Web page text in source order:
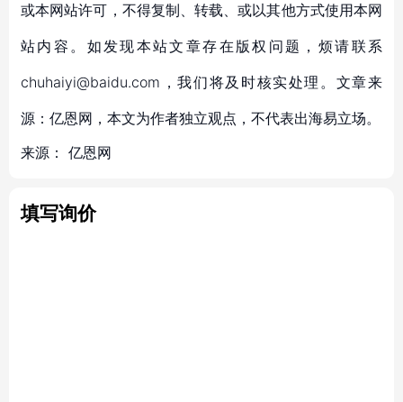
或本网站许可，不得复制、转载、或以其他方式使用本网
站内容。如发现本站文章存在版权问题，烦请联系
chuhaiyi@baidu.com，我们将及时核实处理。文章来
源：亿恩网，本文为作者独立观点，不代表出海易立场。
来源： 亿恩网
填写询价